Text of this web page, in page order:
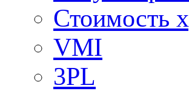
Стоимость
VMI
3PL